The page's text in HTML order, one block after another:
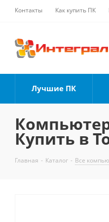
Контакты Как купить ПК
Лучшие ПК
Компьютер
Купить в
Главная - Каталог - Все